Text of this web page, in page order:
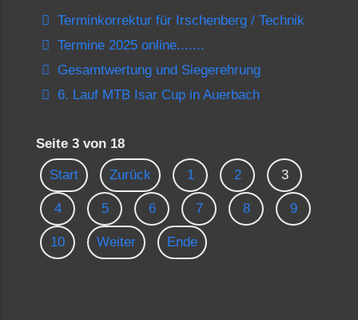
Terminkorrektur für Irschenberg / Technik
Termine 2025 online.......
Gesamtwertung und Siegerehrung
6. Lauf MTB Isar Cup in Auerbach
Seite 3 von 18
Start Zurück 1 2 3
4 5 6 7 8 9
10 Weiter Ende